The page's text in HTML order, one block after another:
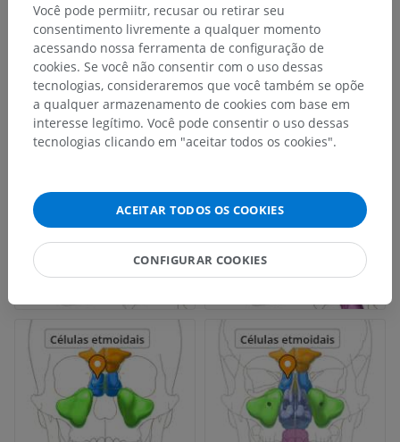
Você pode permiitr, recusar ou retirar seu
consentimento livremente a qualquer momento
acessando nossa ferramenta de configuração de
cookies. Se você não consentir com o uso dessas
tecnologias, consideraremos que você também se opõe
a qualquer armazenamento de cookies com base em
interesse legítimo. Você pode consentir o uso dessas
tecnologias clicando em "aceitar todos os cookies".
ACEITAR TODOS OS COOKIES
CONFIGURAR COOKIES